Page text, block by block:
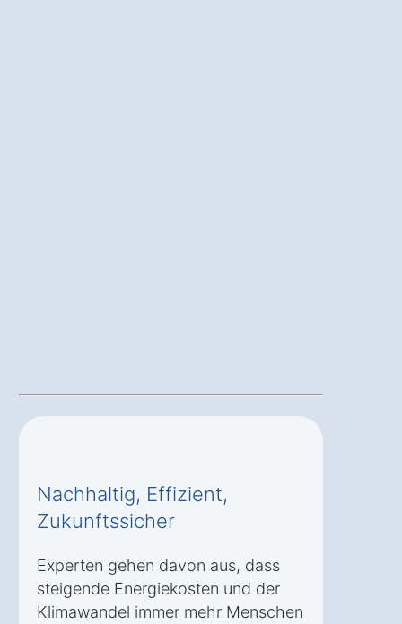
Nachhaltig, Effizient,
Zukunftssicher
Experten gehen davon aus, dass
steigende Energiekosten und der
Klimawandel immer mehr Menschen